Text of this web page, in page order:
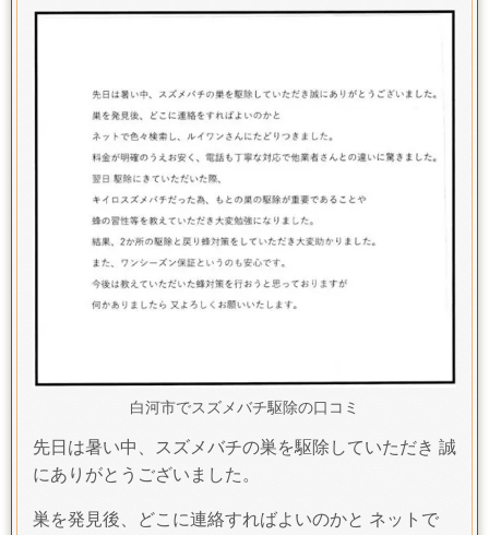
白河市でスズメバチ駆除の口コミ
先日は暑い中、スズメバチの巣を駆除していただき 誠
にありがとうございました。
巣を発見後、どこに連絡すればよいのかと ネットで